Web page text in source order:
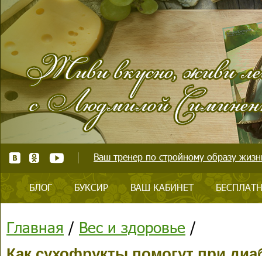
Ваш тренер по стройному образу
БЛОГ БУКСИР ВАШ КАБИНЕТ
Главная / Вес и здоровье /